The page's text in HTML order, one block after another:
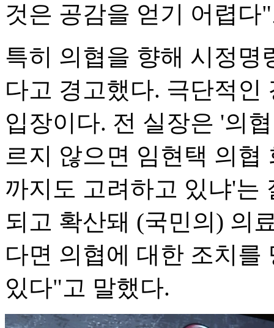
것은 공감을 얻기 어렵다
특히 의협을 향해 시정명
다고 경고했다. 극단적인
입장이다. 전 실장은 '의
르지 않으면 임현택 의협
까지도 고려하고 있냐'는
되고 확산돼 (국민의) 의
다면 의협에 대한 조치를
있다"고 말했다.